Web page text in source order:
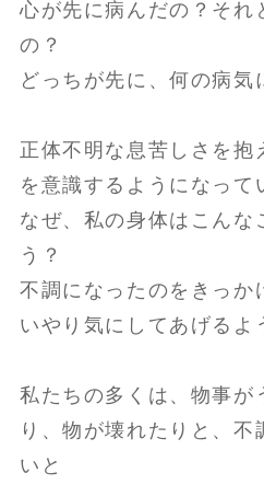
心が先に病んだの？それ
の？
どっちが先に、何の病気
正体不明な息苦しさを抱
を意識するようになって
なぜ、私の身体はこんな
う？
不調になったのをきっか
いやり気にしてあげるよ
私たちの多くは、物事が
り、物が壊れたりと、不
いと